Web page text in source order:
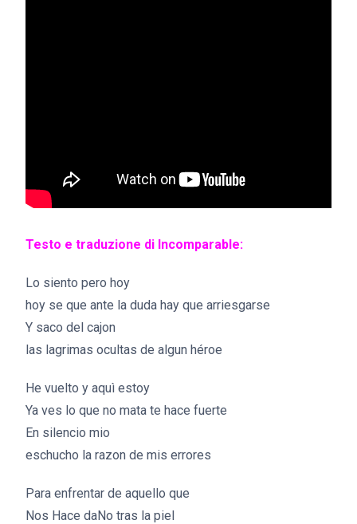
Testo e traduzione di Incomparable:
Lo siento pero hoy
hoy se que ante la duda hay que arriesgarse
Y saco del cajon
las lagrimas ocultas de algun héroe
He vuelto y aquì estoy
Ya ves lo que no mata te hace fuerte
En silencio mio
eschucho la razon de mis errores
Para enfrentar de aquello que
Nos Hace daNo tras la piel